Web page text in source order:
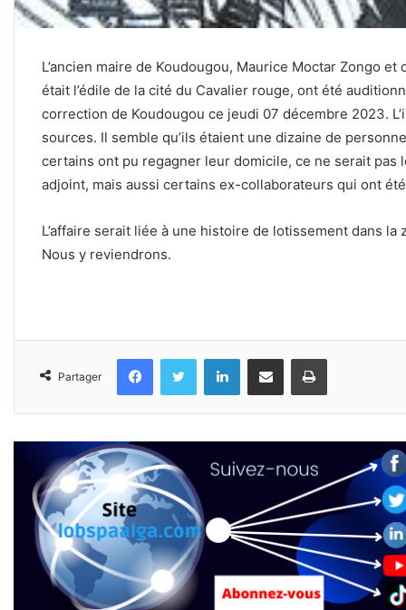
L’ancien maire de Koudougou, Maurice Moctar Zongo
était l’édile de la cité du Cavalier rouge, ont été
correction de Koudougou ce jeudi 07 décembre 2023.
sources. Il semble qu’ils étaient une dizaine de
certains ont pu regagner leur domicile, ce ne serait pas
adjoint, mais aussi certains ex-collaborateurs qui ont
L’affaire serait liée à une histoire de lotissement dans
Nous y reviendrons.
Partager
FacebookTwitter LinkedinPartager par email Imprimer